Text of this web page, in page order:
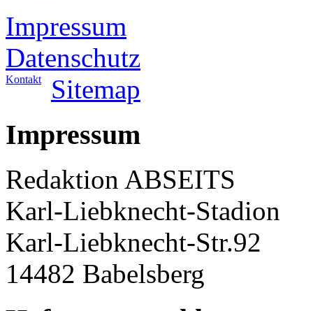
Impressum
Datenschutz
Kontakt Sitemap
Impressum
Redaktion ABSEITS
Karl-Liebknecht-Stadion
Karl-Liebknecht-Str.92
14482 Babelsberg